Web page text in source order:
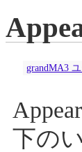
grandMA3
下の